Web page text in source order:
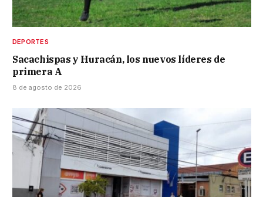
DEPORTES
Sacachispas y Huracán, los nuevos líderes de
primera A
8 de agosto de 2026